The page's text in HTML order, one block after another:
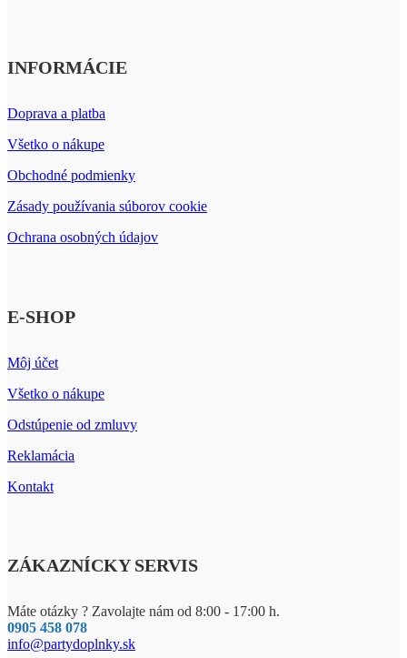
INFORMÁCIE
Doprava a platba
Všetko o nákupe
Obchodné podmienky
Zásady používania súborov cookie
Ochrana osobných údajov
E-SHOP
Môj účet
Všetko o nákupe
Odstúpenie od zmluvy
Reklamácia
Kontakt
ZÁKAZNÍCKY SERVIS
Máte otázky ? Zavolajte nám od 8:00 - 17:00 h.
0905 458 078
info@partydoplnky.sk